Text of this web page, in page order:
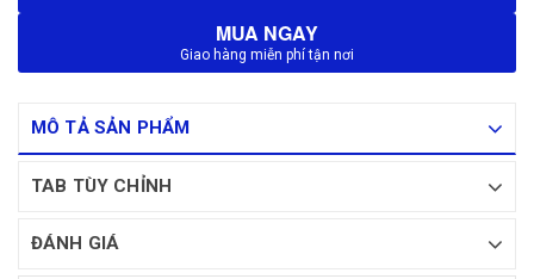
MUA NGAY
Giao hàng miễn phí tận nơi
MÔ TẢ SẢN PHẨM
TAB TÙY CHỈNH
ĐÁNH GIÁ